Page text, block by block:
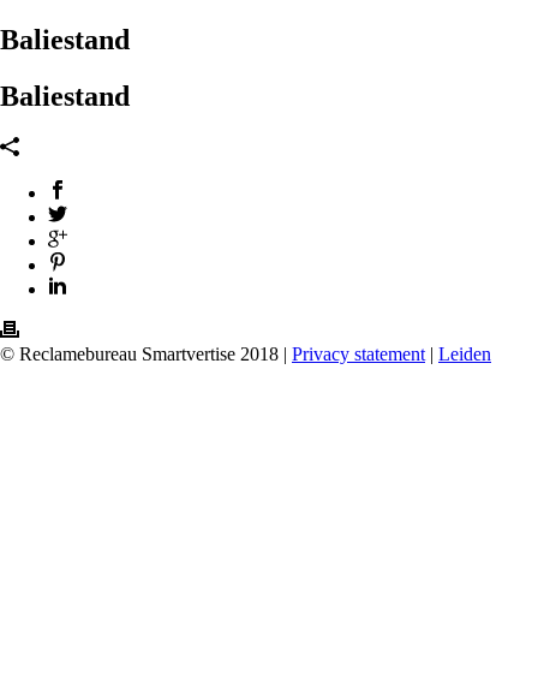
Baliestand
Baliestand
© Reclamebureau Smartvertise 2018 | Privacy statement | Leiden